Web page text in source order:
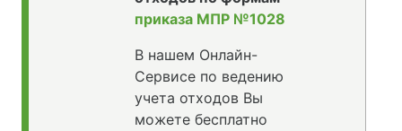
приказа МПР №1028
В нашем Онлайн-
Сервисе по ведению
учета отходов Вы
можете бесплатно